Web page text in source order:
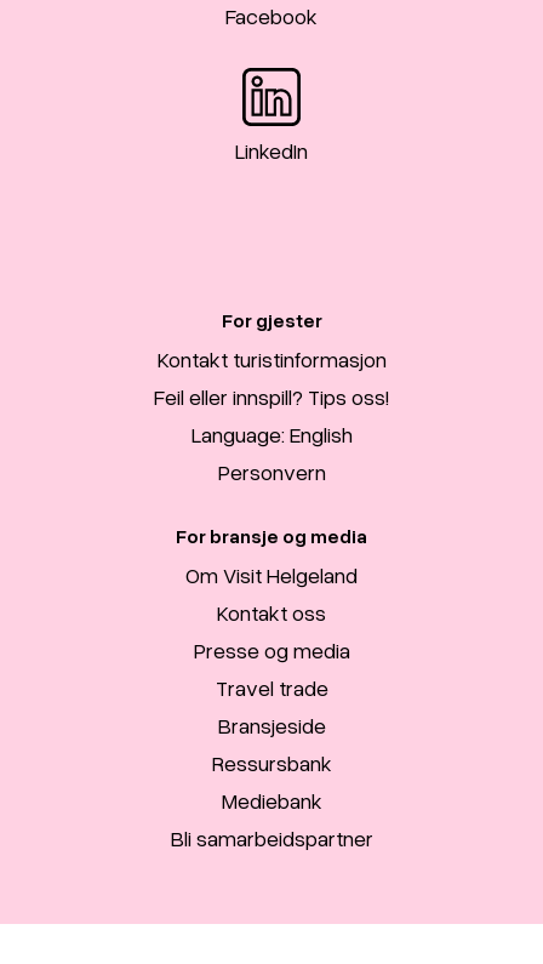
Facebook
LinkedIn
For gjester
Kontakt turistinformasjon
Feil eller innspill? Tips oss!
Language: English
Personvern
For bransje og media
Om Visit Helgeland
Kontakt oss
Presse og media
Travel trade
Bransjeside
Ressursbank
Mediebank
Bli samarbeidspartner